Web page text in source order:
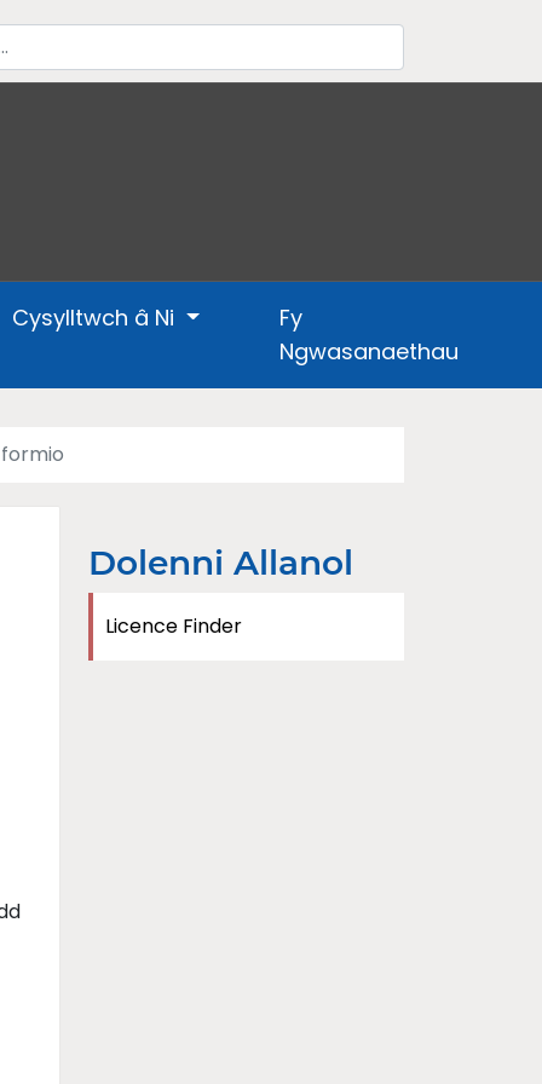
Cysylltwch â Ni
Fy
Ngwasanaethau
Dolenni Allanol
Licence Finder